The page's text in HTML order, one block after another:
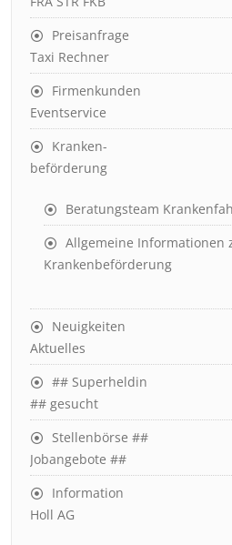
Preisanfrage
Taxi Rechner
Firmenkunden
Eventservice
Kranken-
beförderung
Beratungsteam
Allgemeine Informationen
Krankenbeförderung
Neuigkeiten
Aktuelles
## Superheldin
## gesucht
Stellenbörse ##
Jobangebote ##
Information
Holl AG